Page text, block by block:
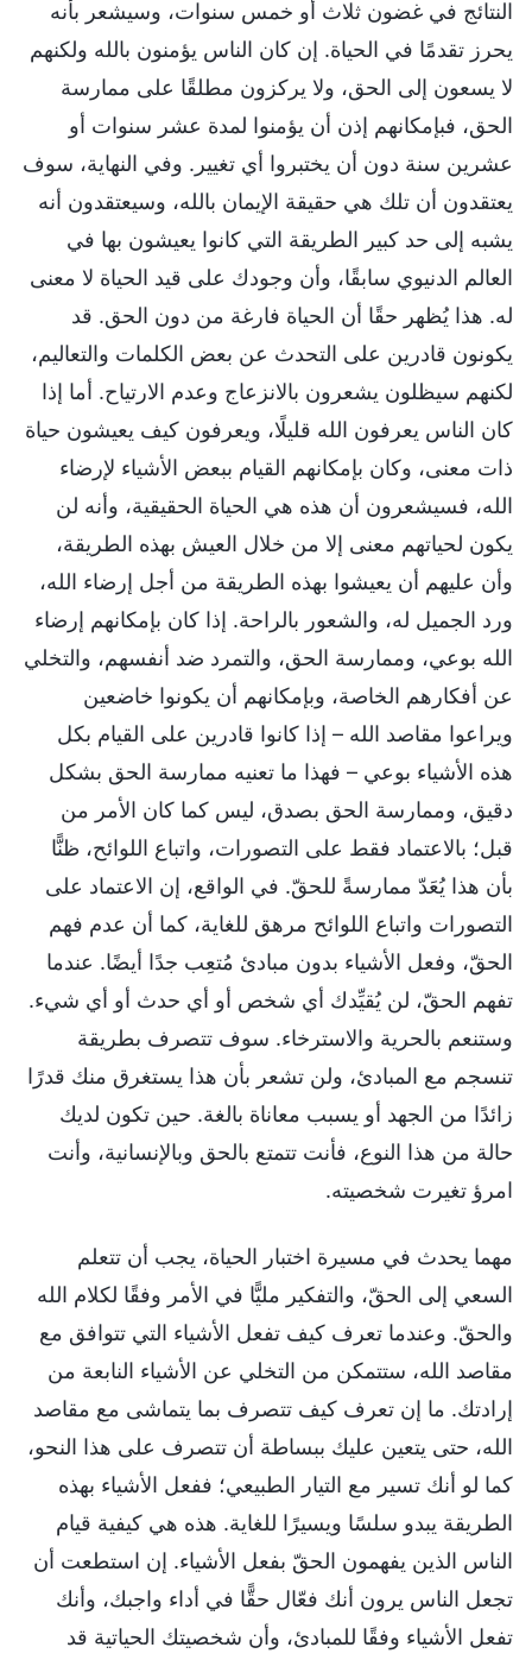
النتائج في غضون ثلاث أو خمس سنوات، وسيشعر بأنه
يحرز تقدمًا في الحياة. إن كان الناس يؤمنون بالله ولكنهم
لا يسعون إلى الحق، ولا يركزون مطلقًا على ممارسة
الحق، فبإمكانهم إذن أن يؤمنوا لمدة عشر سنوات أو
عشرين سنة دون أن يختبروا أي تغيير. وفي النهاية، سوف
يعتقدون أن تلك هي حقيقة الإيمان بالله، وسيعتقدون أنه
يشبه إلى حد كبير الطريقة التي كانوا يعيشون بها في
العالم الدنيوي سابقًا، وأن وجودك على قيد الحياة لا معنى
له. هذا يُظهر حقًا أن الحياة فارغة من دون الحق. قد
يكونون قادرين على التحدث عن بعض الكلمات والتعاليم،
لكنهم سيظلون يشعرون بالانزعاج وعدم الارتياح. أما إذا
كان الناس يعرفون الله قليلًا، ويعرفون كيف يعيشون حياة
ذات معنى، وكان بإمكانهم القيام ببعض الأشياء لإرضاء
الله، فسيشعرون أن هذه هي الحياة الحقيقية، وأنه لن
يكون لحياتهم معنى إلا من خلال العيش بهذه الطريقة،
وأن عليهم أن يعيشوا بهذه الطريقة من أجل إرضاء الله،
ورد الجميل له، والشعور بالراحة. إذا كان بإمكانهم إرضاء
الله بوعي، وممارسة الحق، والتمرد ضد أنفسهم، والتخلي
عن أفكارهم الخاصة، وبإمكانهم أن يكونوا خاضعين
ويراعوا مقاصد الله – إذا كانوا قادرين على القيام بكل
هذه الأشياء بوعي – فهذا ما تعنيه ممارسة الحق بشكل
دقيق، وممارسة الحق بصدق، ليس كما كان الأمر من
قبل؛ بالاعتماد فقط على التصورات، واتباع اللوائح، ظنًّا
بأن هذا يُعَدّ ممارسةً للحقّ. في الواقع، إن الاعتماد على
التصورات واتباع اللوائح مرهق للغاية، كما أن عدم فهم
الحقّ، وفعل الأشياء بدون مبادئ مُتعِب جدًا أيضًا. عندما
تفهم الحقّ، لن يُقيِّدك أي شخص أو أي حدث أو أي شيء.
وستنعم بالحرية والاسترخاء. سوف تتصرف بطريقة
تنسجم مع المبادئ، ولن تشعر بأن هذا يستغرق منك قدرًا
زائدًا من الجهد أو يسبب معاناة بالغة. حين تكون لديك
حالة من هذا النوع، فأنت تتمتع بالحق وبالإنسانية، وأنت
امرؤ تغيرت شخصيته.
مهما يحدث في مسيرة اختبار الحياة، يجب أن تتعلم
السعي إلى الحقّ، والتفكير مليًّا في الأمر وفقًا لكلام الله
والحقّ. وعندما تعرف كيف تفعل الأشياء التي تتوافق مع
مقاصد الله، ستتمكن من التخلي عن الأشياء النابعة من
إرادتك. ما إن تعرف كيف تتصرف بما يتماشى مع مقاصد
الله، حتى يتعين عليك ببساطة أن تتصرف على هذا النحو،
كما لو أنك تسير مع التيار الطبيعي؛ ففعل الأشياء بهذه
الطريقة يبدو سلسًا ويسيرًا للغاية. هذه هي كيفية قيام
الناس الذين يفهمون الحقّ بفعل الأشياء. إن استطعت أن
تجعل الناس يرون أنك فعّال حقًّا في أداء واجبك، وأنك
تفعل الأشياء وفقًا للمبادئ، وأن شخصيتك الحياتية قد